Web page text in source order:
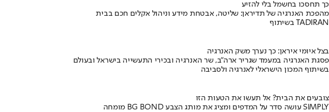
כך תחסכו בחשמל בלי להזיע
מהפכת האנרגיה של תדיראן: שליטה, אבטחת מידע וניהול אקלים חכם בבית
בשיתוף TADIRAN
בצל איומי איראן: כך נערך משק האנרגיה
פסגת האנרגיה במעמד שגריר ארה"ב, שר האנרגיה ובכירי התעשייה בישראל ובעולם
בשיתוף המכון הישראלי לאנרגיה ולסביבה
צובעים את הבית? אל תעשו את הטעות הזו
מומחה BG BOND עושה סדר על המדפים ומציג את מותג הצבע SIMPLY